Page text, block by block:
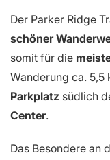
Der Parker Ridge
schöner
somit für die
Wanderung ca. 5,5
Parkplatz südlich
Center.
Das Besondere an